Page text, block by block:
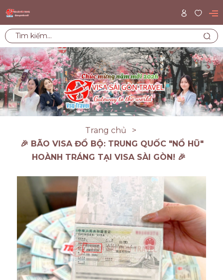
Trang chủ
🎉 BÃO VISA ĐỔ BỘ: TRUNG QUỐC "NỔ HŨ"
HOÀNH TRÁNG TẠI VISA SÀI GÒN! 🎉